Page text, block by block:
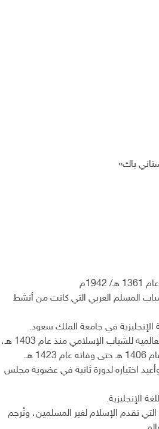
باك»
المسلم العربي التي كانت من أنشط
في جامعة الملك سعود.
عمل متطوعاً في الفترة المسائية في الندوة العالمية للشباب الإسلامي منذ عام 1403 هـ،
هـ.
وأعيد اختياره لدورة ثانية في عضوية مجلس
الإنجليزية.
تقدم الإسلام لغير المسلمين، وتُرجم